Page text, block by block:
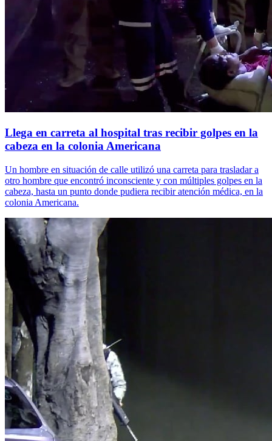
Llega en carreta al hospital tras recibir golpes en la
cabeza en la colonia Americana
Un hombre en situación de calle utilizó una carreta para trasladar a
otro hombre que encontró inconsciente y con múltiples golpes en la
cabeza, hasta un punto donde pudiera recibir atención médica, en la
colonia Americana.